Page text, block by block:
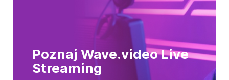
Poznaj Wave.video Live
Streaming